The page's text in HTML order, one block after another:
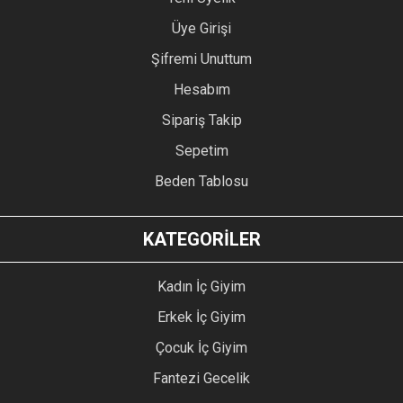
Üye Girişi
Şifremi Unuttum
Hesabım
Sipariş Takip
Sepetim
Beden Tablosu
KATEGORİLER
Kadın İç Giyim
Erkek İç Giyim
Çocuk İç Giyim
Fantezi Gecelik